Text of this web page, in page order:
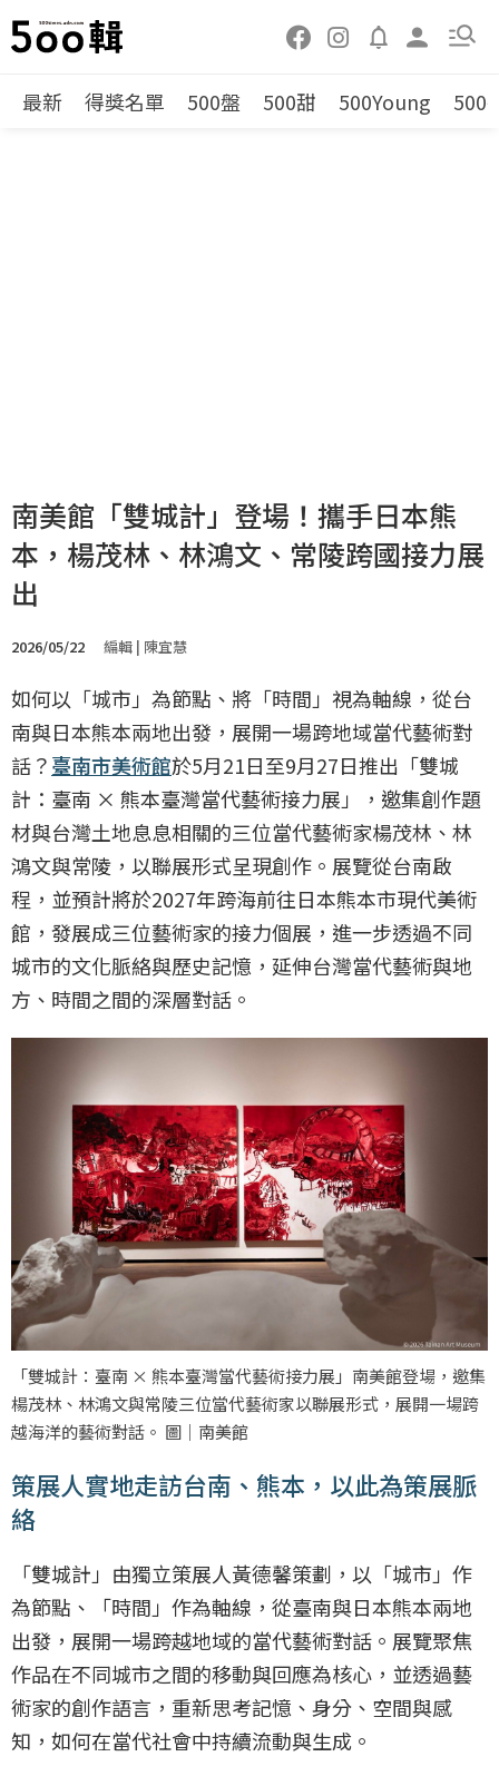
最新 得獎名單 500盤 500甜 500Young 500
南美館「雙城計」登場！攜手日本熊
本，楊茂林、林鴻文、常陵跨國接力展
出
2026/05/22 編輯 | 陳宜慧
如何以「城市」為節點、將「時間」視為軸線，從台
南與日本熊本兩地出發，展開一場跨地域當代藝術對
話？臺南市美術館於5月21日至9月27日推出「雙城
計：臺南 × 熊本臺灣當代藝術接力展」，邀集創作題
材與台灣土地息息相關的三位當代藝術家楊茂林、林
鴻文與常陵，以聯展形式呈現創作。展覽從台南啟
程，並預計將於2027年跨海前往日本熊本市現代美術
館，發展成三位藝術家的接力個展，進一步透過不同
城市的文化脈絡與歷史記憶，延伸台灣當代藝術與地
方、時間之間的深層對話。
「雙城計：臺南 × 熊本臺灣當代藝術接力展」南美館登場，邀集
楊茂林、林鴻文與常陵三位當代藝術家以聯展形式，展開一場跨
越海洋的藝術對話。 圖｜南美館
策展人實地走訪台南、熊本，以此為策展脈
絡
「雙城計」由獨立策展人黃德馨策劃，以「城市」作
為節點、「時間」作為軸線，從臺南與日本熊本兩地
出發，展開一場跨越地域的當代藝術對話。展覽聚焦
作品在不同城市之間的移動與回應為核心，並透過藝
術家的創作語言，重新思考記憶、身分、空間與感
知，如何在當代社會中持續流動與生成。